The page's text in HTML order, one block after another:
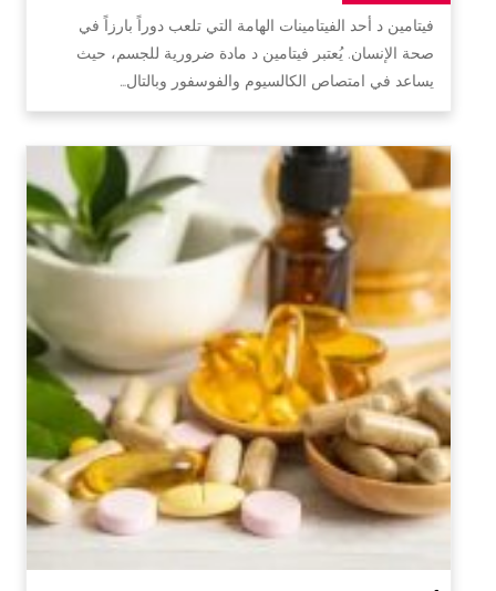
فيتامين د أحد الفيتامينات الهامة التي تلعب دوراً بارزاً في
صحة الإنسان. يُعتبر فيتامين د مادة ضرورية للجسم، حيث
يساعد في امتصاص الكالسيوم والفوسفور وبالتال…